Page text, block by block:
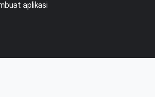
aplikasi